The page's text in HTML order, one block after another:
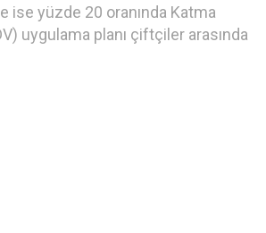
ise yüzde 20 oranında Katma
uygulama planı çiftçiler arasında